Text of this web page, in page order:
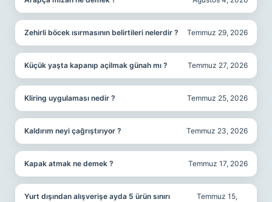
Zehirli böcek ısırmasının belirtileri nelerdir ? Temmuz 29, 2026
Küçük yaşta kapanıp açilmak günah mı ? Temmuz 27, 2026
Kliring uygulaması nedir ? Temmuz 25, 2026
Kaldırım neyi çağrıştırıyor ? Temmuz 23, 2026
Kapak atmak ne demek ? Temmuz 17, 2026
Yurt dışından alışverişe ayda 5 ürün sınırı
Temmuz 15,